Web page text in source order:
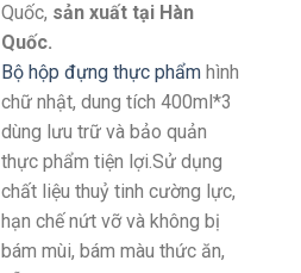
Quốc, sản xuất tại Hàn
Quốc.
Bộ hộp đựng thực phẩmhình
chữ nhật, dung tích 400ml*3
dùng lưu trữ và bảo quản
thực phẩm tiện lợi.Sử dụng
chất liệu thuỷ tinh cường lực,
hạn chế nứt vỡ và không bị
bám mùi, bám màu thức ăn,